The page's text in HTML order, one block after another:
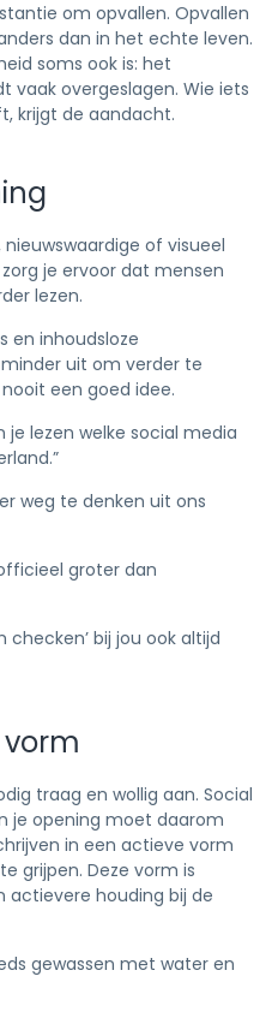
om opvallen. Opvallen
dan in het echte leven.
soms ook is: het
vaak overgeslagen. Wie iets
krijgt de aandacht.
of visueel
je ervoor dat mensen
lezen.
en inhoudsloze
uit om verder te
een goed idee.
je lezen welke social media
weg te denken uit ons
groter dan
checken’ bij jou ook altijd
traag en wollig aan. Social
je opening moet daarom
in een actieve vorm
grijpen. Deze vorm is
actievere houding bij de
gewassen met water en